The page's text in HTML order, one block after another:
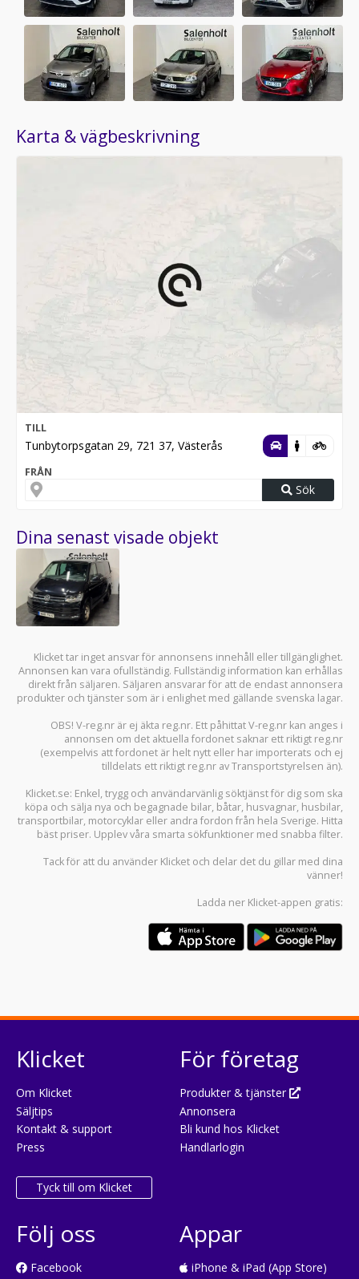
Karta & vägbeskrivning
TILL
Tunbytorpsgatan 29, 721 37, Västerås
FRÅN
Sök
Dina senast visade objekt
Klicket tar inget ansvar för annonsens innehåll eller tillgänglighet.
Annonsen kan vara ofullständig. Fullständig information kan erhållas
direkt från säljaren. Säljaren ansvarar för att de endast annonsera
produkter och tjänster som är i enlighet med gällande svenska lagar.
OBS! V-reg.nr är ej äkta reg.nr. Ett påhittat V-reg.nr kan anges i
annonsen om det aktuella fordonet saknar ett riktigt reg.nr
(exempelvis att fordonet är helt nytt eller har importerats och ej
tilldelats ett riktigt reg.nr av Transportstyrelsen än).
Klicket.se: Enkel, trygg och användarvänlig söktjänst för dig som ska
köpa och sälja nya och begagnade bilar, båtar, husvagnar, husbilar,
transportbilar, motorcyklar eller andra fordon från hela Sverige. Hitta
bäst priser. Upplev våra smarta sökfunktioner med snabba filter.
Tack för att du använder Klicket och delar det du gillar med dina
vänner!
Ladda ner Klicket-appen gratis:
Klicket
Om Klicket
Säljtips
Kontakt & support
Press
Tyck till om Klicket
För företag
Produkter & tjänster
Annonsera
Bli kund hos Klicket
Handlarlogin
Följ oss
Facebook
Appar
iPhone & iPad (App Store)